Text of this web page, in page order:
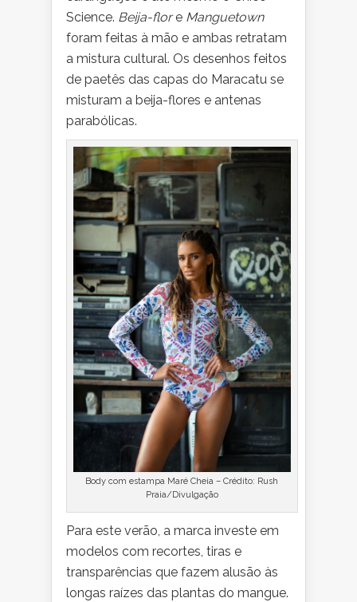
Science. Beija-flore Manguetown
foram feitas à mão e ambas retratam
a mistura cultural. Os desenhos feitos
de paetês das capas do Maracatu se
misturam a beija-flores e antenas
parabólicas.
Body com estampa Maré Cheia – Crédito: Rush
Praia/Divulgação
Para este verão, a marca investe em
modelos com recortes, tiras e
transparências que fazem alusão às
longas raízes das plantas do mangue.